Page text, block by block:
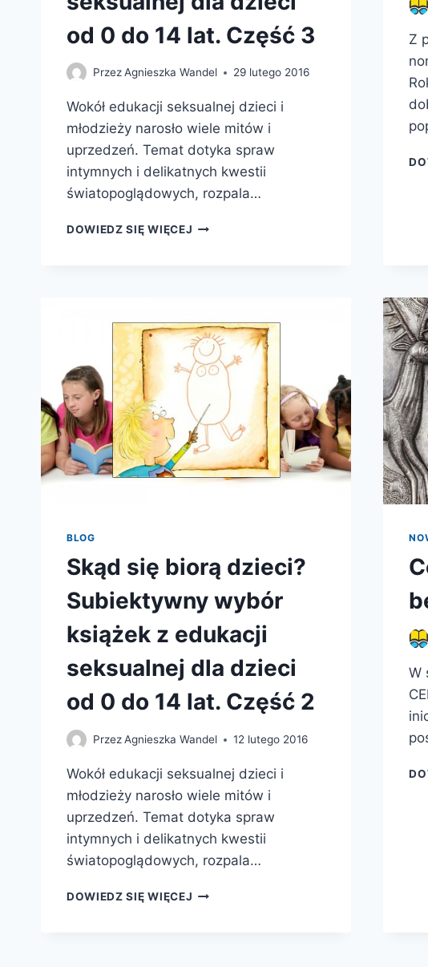
od 0 do 14 lat. Część 3
PrzezAgnieszka Wandel 29 lutego 2016
Wokół edukacji seksualnej dzieci i
młodzieży narosło wiele mitów i
uprzedzeń. Temat dotyka spraw
intymnych i delikatnych kwestii
światopoglądowych, rozpala…
DOWIEDZ SIĘ WIĘCEJ SKĄD
KSIĄŻEK
Z
EDUKACJI
SEKSUALNEJ
DZIECI
OD
0
DO
14
Z
BLOG
Skąd się biorą dzieci?
Subiektywny wybór
książek z edukacji
seksualnej dla dzieci
od 0 do 14 lat. Część 2
PrzezAgnieszka Wandel 12 lutego 2016
Wokół edukacji seksualnej dzieci i
młodzieży narosło wiele mitów i
uprzedzeń. Temat dotyka spraw
intymnych i delikatnych kwestii
światopoglądowych, rozpala…
DOWIEDZ SIĘ WIĘCEJ SKĄD
W